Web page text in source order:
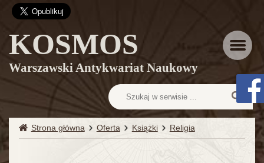
KOSMOS
Warszawski Antykwariat Naukowy
Strona główna Oferta Książki Religia